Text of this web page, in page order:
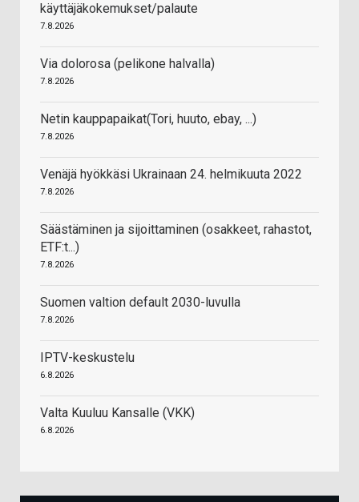
käyttäjäkokemukset/palaute
7.8.2026
Via dolorosa (pelikone halvalla)
7.8.2026
Netin kauppapaikat(Tori, huuto, ebay, ...)
7.8.2026
Venäjä hyökkäsi Ukrainaan 24. helmikuuta 2022
7.8.2026
Säästäminen ja sijoittaminen (osakkeet, rahastot,
ETF:t...)
7.8.2026
Suomen valtion default 2030-luvulla
7.8.2026
IPTV-keskustelu
6.8.2026
Valta Kuuluu Kansalle (VKK)
6.8.2026